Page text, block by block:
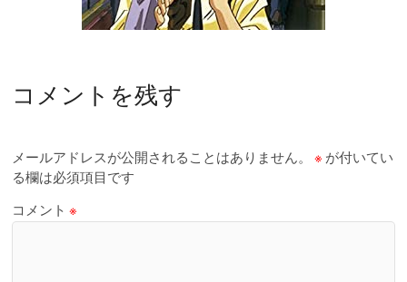
コメントを残す
メールアドレスが公開されることはありません。 ※ が付いてい
る欄は必須項目です
コメント※